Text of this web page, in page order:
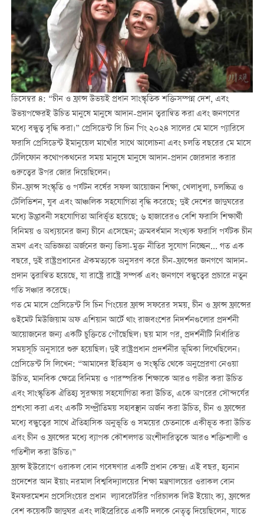
ডিসেম্বর ৪: “চীন ও ফ্রান্স উভয়ই প্রধান সাংস্কৃতিক শক্তিসম্পন্ন দেশ, এবং
উভয়পক্ষেরই উচিত মানুষে মানুষে আদান-প্রদান ত্বরান্বিত করা এবং জনগণের
মধ্যে বন্ধুত্ব বৃদ্ধি করা।” প্রেসিডেন্ট সি চিন পিং ২০২৪ সালের মে মাসে প্যারিসে
ফরাসি প্রেসিডেন্ট ইমানুয়েল মাখোঁর সাথে আলোচনা এবং চলতি বছরের মে মাসে
টেলিফোন কথোপকথনের সময় মানুষে মানুষে আদান-প্রদান জোরদার করার
গুরুত্বের উপর জোর দিয়েছিলেন।
চীন-ফ্রান্স সংস্কৃতি ও পর্যটন বর্ষের সফল আয়োজন শিক্ষা, খেলাধুলা, চলচ্চিত্র ও
টেলিভিশন, যুব এবং আঞ্চলিক সহযোগিতা বৃদ্ধি করেছে; দুই দেশের জাদুঘরের
মধ্যে উদ্ভাবনী সহযোগিতা আবির্ভূত হয়েছে; ৬ হাজারেরও বেশি ফরাসি শিক্ষার্থী
বিনিময় ও অধ্যয়নের জন্য চীনে এসেছেন; ক্রমবর্ধমান সংখ্যক ফরাসি পর্যটক চীন
ভ্রমণ এবং অভিজ্ঞতা অর্জনের জন্য ভিসা-মুক্ত নীতির সুযোগ নিচ্ছেন... গত এক
বছরে, দুই রাষ্ট্রপ্রধানের ঐকমত্যকে অনুসরণ করে চীন-ফ্রান্সের জনগণে আদান-
প্রদান ত্বরান্বিত হয়েছে, যা রাষ্ট্রে রাষ্ট্রে সম্পর্ক এবং জনগণে বন্ধুত্বের প্রচারে নতুন
গতি সঞ্চার করেছে।
গত মে মাসে প্রেসিডেন্ট সি চিন পিংয়ের ফ্রান্স সফরের সময়, চীন ও ফ্রান্স ফ্রান্সের
গুইমেট মিউজিয়াম অফ এশিয়ান আর্টে থাং রাজবংশের নিদর্শনগুলোর প্রদর্শনী
আয়োজনের জন্য একটি চুক্তিতে পৌঁছেছিল। ছয় মাস পর, প্রদর্শনীটি নির্ধারিত
সময়সূচি অনুসারে শুরু হয়েছিল। দুই রাষ্ট্রপ্রধান প্রদর্শনীর ভূমিকা লিখেছিলেন।
প্রেসিডেন্ট সি লিখেন: “আমাদের ইতিহাস ও সংস্কৃতি থেকে অনুপ্রেরণা নেওয়া
উচিত, মানবিক ক্ষেত্রে বিনিময় ও পারস্পরিক শিক্ষাকে আরও গভীর করা উচিত
এবং সাংস্কৃতিক ঐতিহ্য সুরক্ষায় সহযোগিতা করা উচিত, একে অপরের সৌন্দর্যের
প্রশংসা করা এবং একটি সম্প্রীতিময় সহাবস্থান অর্জন করা উচিত, চীন ও ফ্রান্সের
মধ্যে বন্ধুত্বের সাথে ঐতিহাসিক অনুভূতি ও সময়ের চেতনাকে একীভূত করা উচিত
এবং চীন ও ফ্রান্সের মধ্যে ব্যাপক কৌশলগত অংশীদারিত্বকে আরও শক্তিশালী ও
গতিশীল করা উচিত।”
ফ্রান্স ইউরোপে ওরাকল বোন গবেষণার একটি প্রধান কেন্দ্র। এই বছর, হ্যনান
প্রদেশের আন ইয়াং নরমাল বিশ্ববিদ্যালয়ের শিক্ষা মন্ত্রণালয়ের ওরাকল বোন
ইনফরমেশন প্রসেসিংয়ের প্রধান ল্যাবরেটরির পরিচালক লিউ ইয়োং ক্য, ফ্রান্সের
বেশ কয়েকটি জাদুঘর এবং লাইব্রেরিতে একটি দলকে নেতৃত্ব দিয়েছিলেন, যাতে